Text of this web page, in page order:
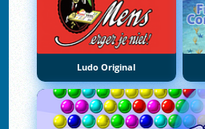
Ludo Original